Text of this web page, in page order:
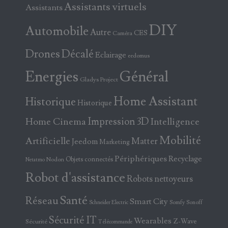
AssistantsAssistants virtuels
AutomobileAutre Caméra CES DIY
DronesDécalé Eclairage eedomus
Energies Gladys Project Général
Historique Historique Home Assistant
Home Cinema Impression 3DIntelligence
Artificielle Jeedom Marketing Matter Mobilité
Netatmo Nodon Objets connectés PériphériquesRecyclage
Robot d'assistance Robots nettoyeurs
RéseauSanté Schneider Electric Smart City Somfy Sonoff
Sécurité Sécurité IT Télécommande Wearables Z-Wave